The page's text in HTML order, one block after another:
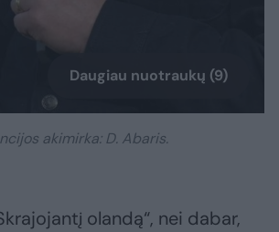
Daugiau nuotraukų (9)
akimirka: D. Abaris.
olandą“, nei dabar,